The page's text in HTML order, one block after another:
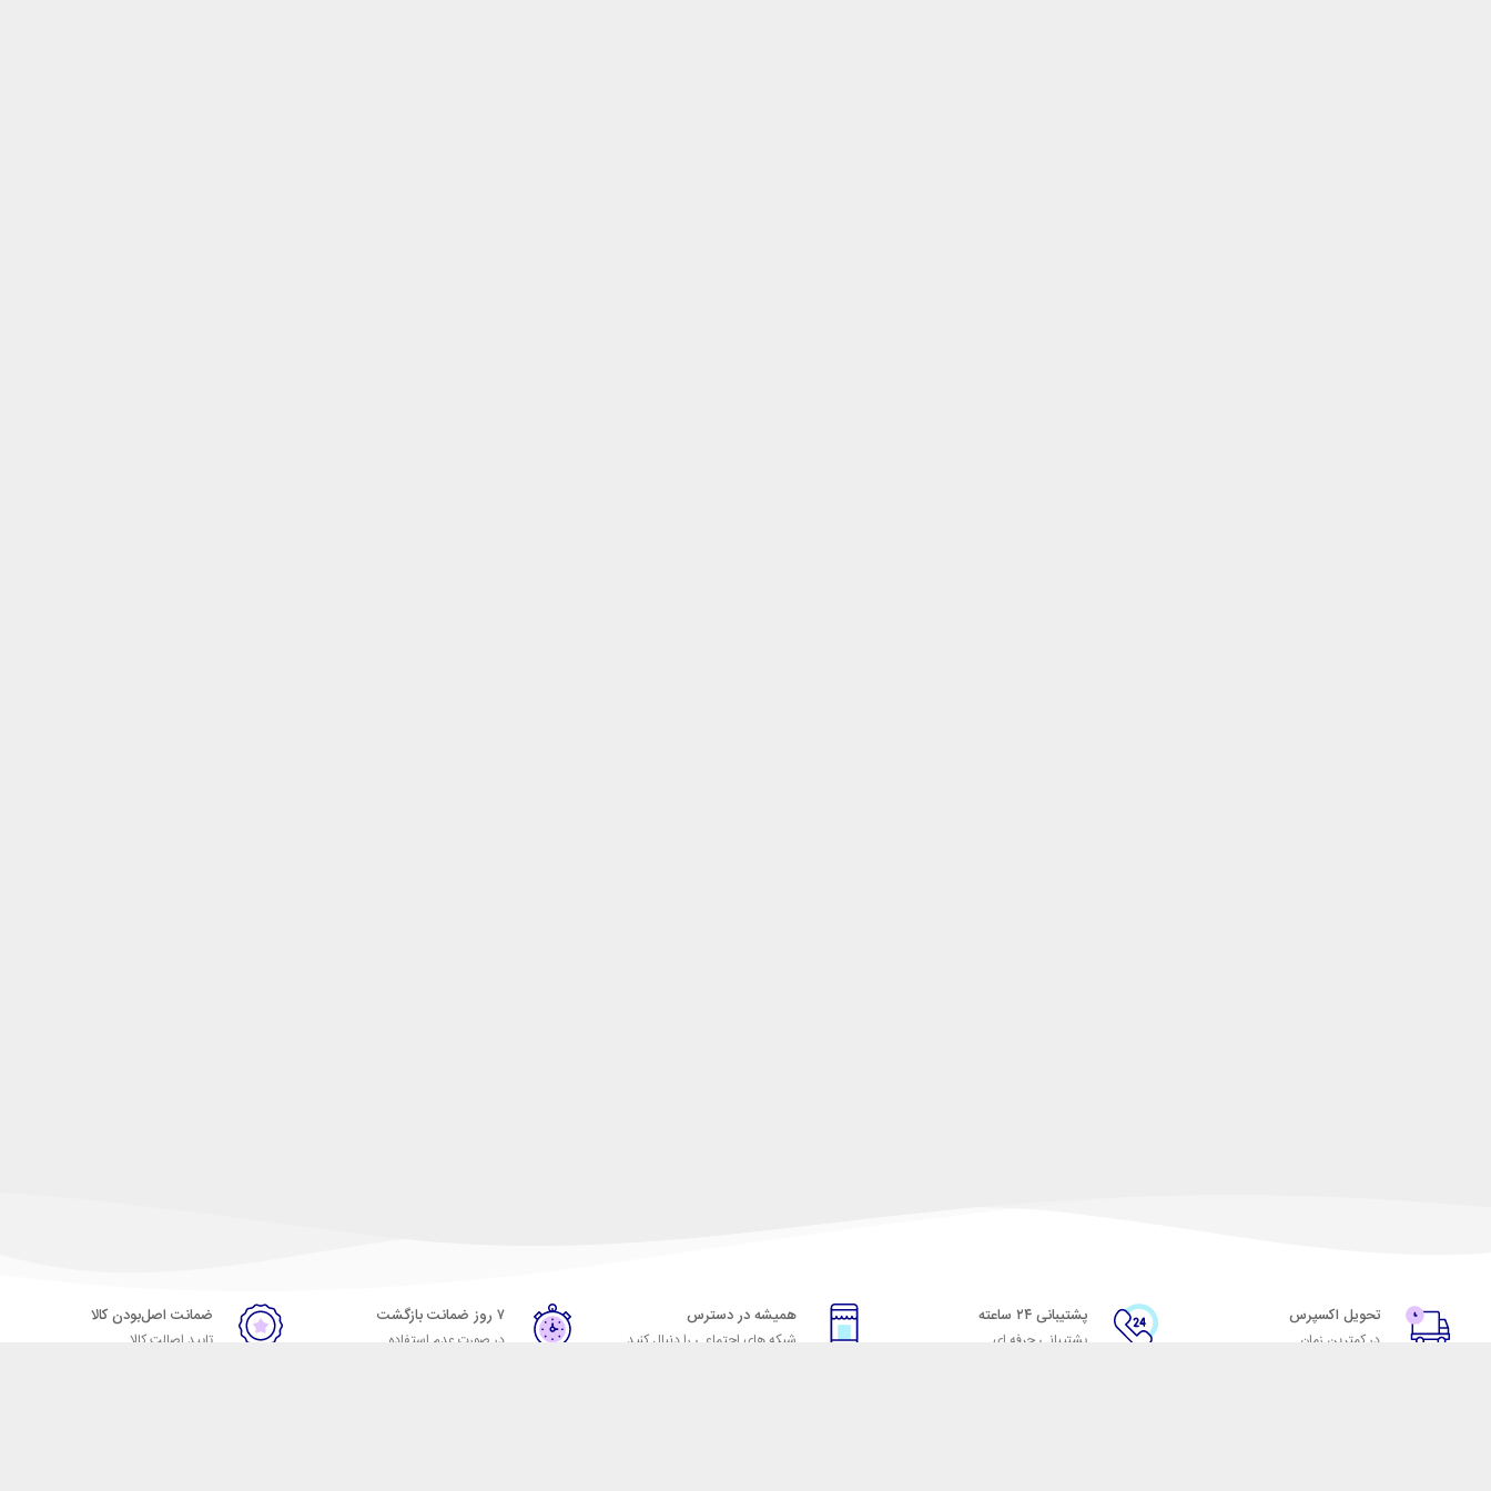
تحویل اکسپرس
در کمترین زمان
پشتیبانی ۲۴ ساعته
پشتیبانی حرفه ای
همیشه در دسترس
شبکه های اجتماعی را دنبال کنید
۷ روز ضمانت بازگشت
در صورت عدم استفاده
ضمانت اصل‌بودن کالا
تایید اصالت کالا